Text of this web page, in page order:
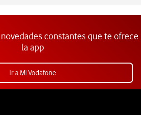
constantes que te ofrece
la app
Ir a Mi Vodafone
sociales de Vodafone